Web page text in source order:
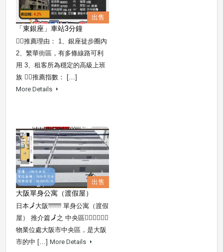
出售
「東銀座」車站3分鐘
👍🏼推薦理由： 1、銀座徒步圈內
2、繁華街區，有多條線路可利
用 3、租客所為穩定的高級上班
族 👍🏻推薦指數： […]
More Details
出售
大阪單身公寓（渡假屋）
日本🗾大阪🌁🌁 單身公寓（渡假
屋） 推介篇🗾之 中央區🤹🏻‍♀️🤹🏻‍♀️
物業位處大阪市中央區，是大阪
市的中 […]More Details